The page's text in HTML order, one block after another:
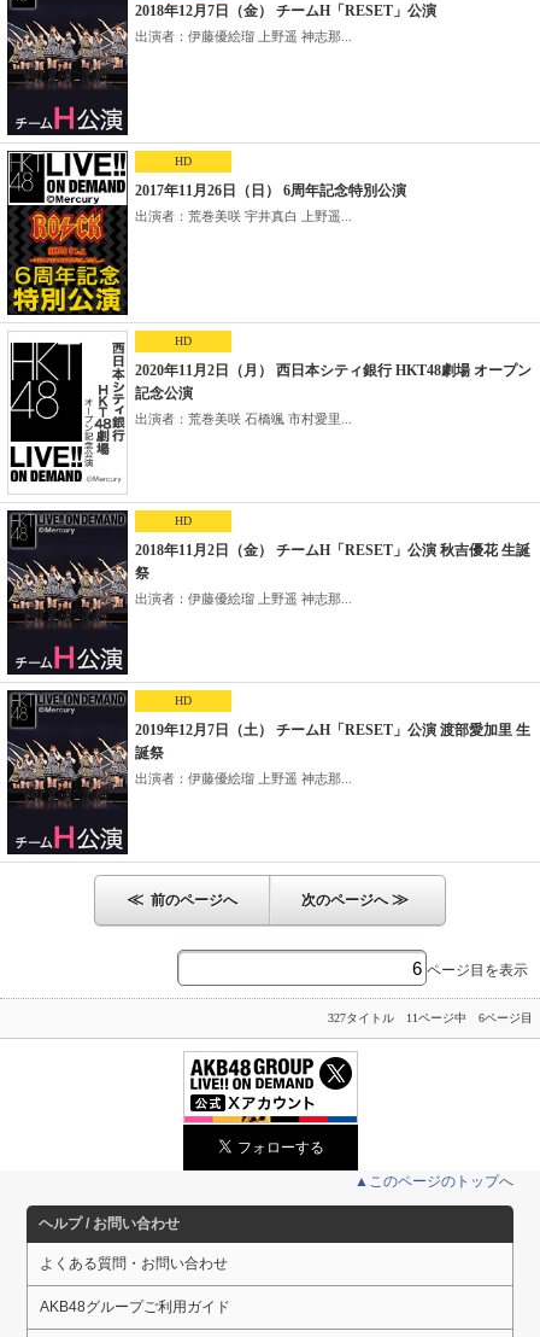
2018年12月7日（金） チームH「RESET」公演
出演者：伊藤優絵瑠 上野遥 神志那...
HD
2017年11月26日（日） 6周年記念特別公演
出演者：荒巻美咲 宇井真白 上野遥...
HD
2020年11月2日（月） 西日本シティ銀行 HKT48劇場 オープン
記念公演
出演者：荒巻美咲 石橋颯 市村愛里...
HD
2018年11月2日（金） チームH「RESET」公演 秋吉優花 生誕
祭
出演者：伊藤優絵瑠 上野遥 神志那...
HD
2019年12月7日（土） チームH「RESET」公演 渡部愛加里 生
誕祭
出演者：伊藤優絵瑠 上野遥 神志那...
≪ 前のページへ 次のページへ≫
ページ目を表示
327タイトル 11ページ中 6ページ目
▲このページのトップへ
ヘルプ / お問い合わせ
よくある質問・お問い合わせ
AKB48グループご利用ガイド